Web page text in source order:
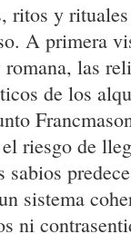
ritos y
A primera
las
de los
riesgo de
sistema
ni